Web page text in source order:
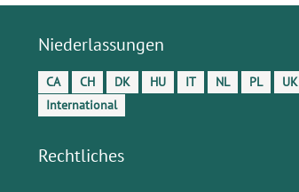
Niederlassungen
CA CH DK HU IT NL PL
UK
International
Rechtliches